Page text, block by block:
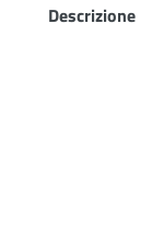
Descrizione